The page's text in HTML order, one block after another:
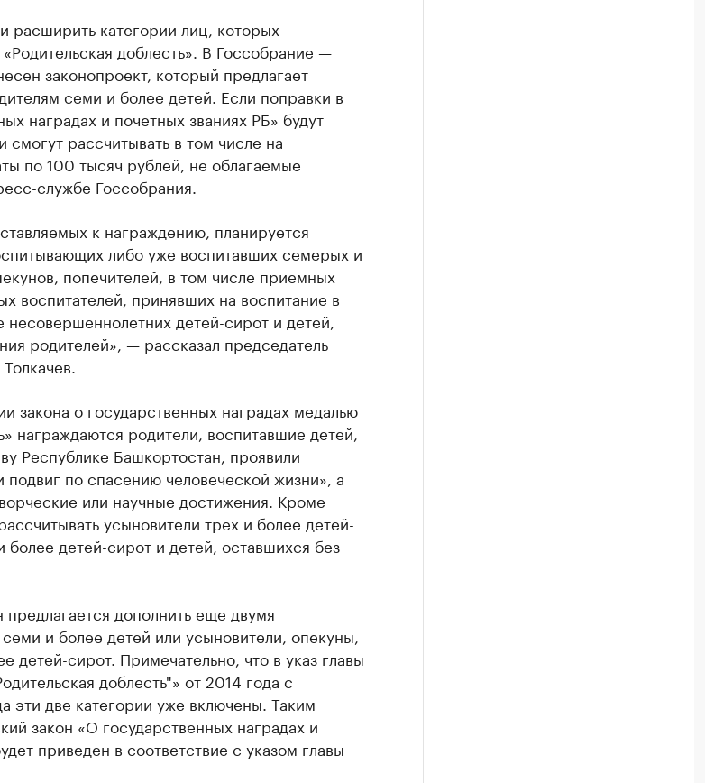
расширить категории лиц, которых
доблесть». В Госсобрание —
законопроект, который предлагает
семи и более детей. Если поправки в
наградах и почетных званиях РБ» будут
смогут рассчитывать в том числе на
по 100 тысяч рублей, не облагаемые
службе Госсобрания.
к награждению, планируется
либо уже воспитавших семерых и
попечителей, в том числе приемных
воспитателей, принявших на воспитание в
детей-сирот и детей,
родителей», — рассказал председатель
закона о государственных наградах медалью
награждаются родители, воспитавшие детей,
Республике Башкортостан, проявили
по спасению человеческой жизни», а
или научные достижения. Кроме
усыновители трех и более детей-
более детей-сирот и детей, оставшихся без
дополнить еще двумя
и более детей или усыновители, опекуны,
детей-сирот. Примечательно, что в указ главы
доблесть"» от 2014 года с
эти две категории уже включены. Таким
закон «О государственных наградах и
приведен в соответствие с указом главы